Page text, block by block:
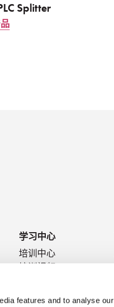
features and to analyse our
Splitter
学习中心
培训中心
培训视频
博客